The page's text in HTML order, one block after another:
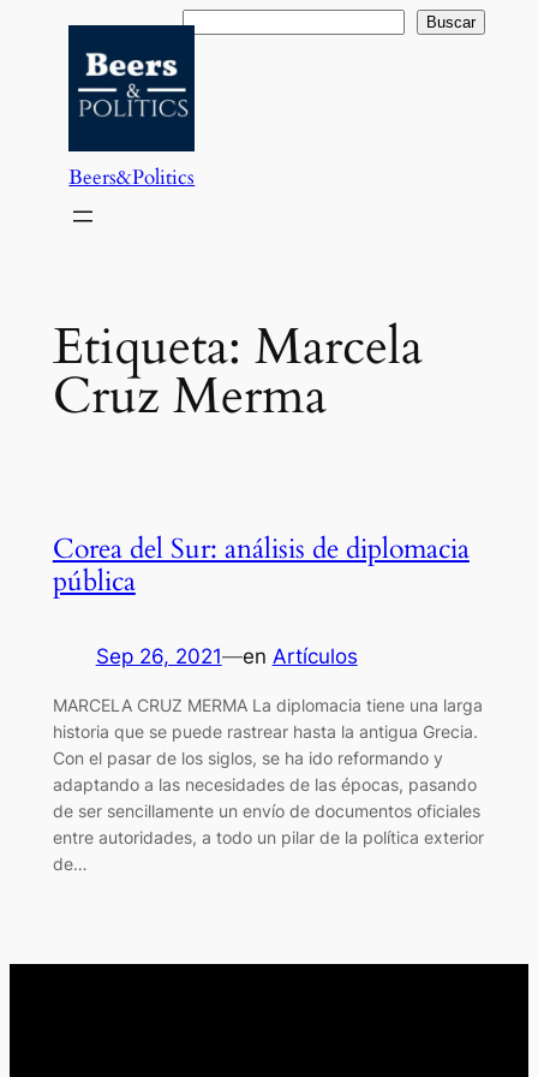
contenido
Buscar Buscar
Beers&Politics
Etiqueta: Marcela
Cruz Merma
Corea del Sur: análisis de diplomacia
pública
Sep 26, 2021—en Artículos
MARCELA CRUZ MERMA La diplomacia tiene una larga
historia que se puede rastrear hasta la antigua Grecia.
Con el pasar de los siglos, se ha ido reformando y
adaptando a las necesidades de las épocas, pasando
de ser sencillamente un envío de documentos oficiales
entre autoridades, a todo un pilar de la política exterior
de…